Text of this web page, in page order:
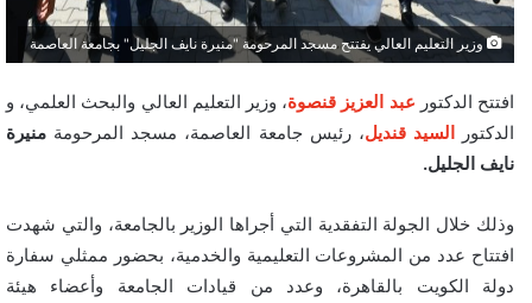
وزير التعليم العالي يفتتح مسجد المرحومة "منيرة نايف الجليل" بجامعة العاصمة
افتتح الدكتور عبد العزيز قنصوة، وزير التعليم العالي والبحث العلمي، و
الدكتورالسيد قنديل، رئيس جامعة العاصمة، مسجد المرحومة منيرة
نايف الجليل.
وذلك خلال الجولة التفقدية التي أجراها الوزير بالجامعة، والتي شهدت
افتتاح عدد من المشروعات التعليمية والخدمية، بحضور ممثلي سفارة
دولة الكويت بالقاهرة، وعدد من قيادات الجامعة وأعضاء هيئة